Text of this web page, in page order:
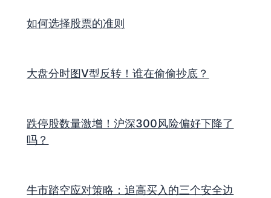
如何选择股票的准则
大盘分时图V型反转！谁在偷偷抄底？
跌停股数量激增！沪深300风险偏好下降了
吗？
牛市踏空应对策略：追高买入的三个安全边